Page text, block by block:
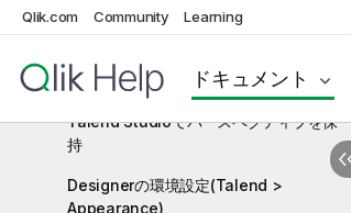
Qlik.com Community Learning
ドキュメント
Talend Studioの環境設定
Javaインタープリターのパス(Talend)
Talend Studioでテーマを変更
Talend Studioでパースペクティブを保
持
Designerの環境設定(Talend >
Appearance)